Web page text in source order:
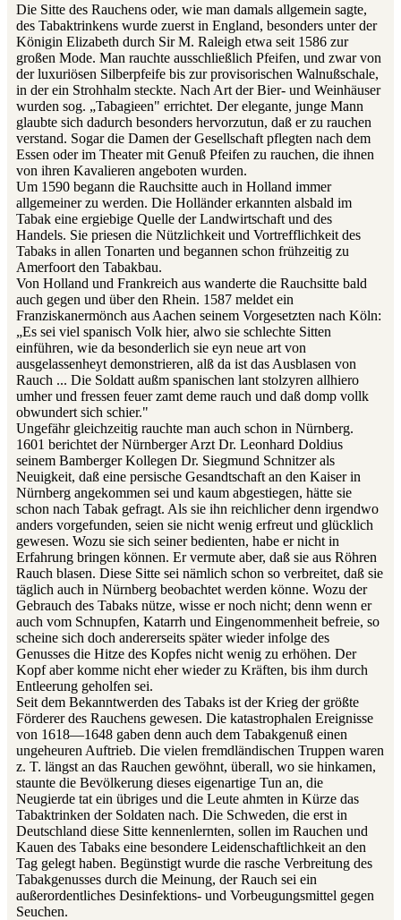
Die Sitte des Rauchens oder, wie man damals allgemein sagte,
des Tabaktrinkens wurde zuerst in England, besonders unter der
Königin Elizabeth durch Sir M. Raleigh etwa seit 1586 zur
großen Mode. Man rauchte ausschließlich Pfeifen, und zwar von
der luxuriösen Silberpfeife bis zur provisorischen Walnußschale,
in der ein Strohhalm steckte. Nach Art der Bier- und Weinhäuser
wurden sog. „Tabagieen" errichtet. Der elegante, junge Mann
glaubte sich dadurch besonders hervorzutun, daß er zu rauchen
verstand. Sogar die Damen der Gesellschaft pflegten nach dem
Essen oder im Theater mit Genuß Pfeifen zu rauchen, die ihnen
von ihren Kavalieren angeboten wurden.
Um 1590 begann die Rauchsitte auch in Holland immer
allgemeiner zu werden. Die Holländer erkannten alsbald im
Tabak eine ergiebige Quelle der Landwirtschaft und des
Handels. Sie priesen die Nützlichkeit und Vortrefflichkeit des
Tabaks in allen Tonarten und begannen schon frühzeitig zu
Amerfoort den Tabakbau.
Von Holland und Frankreich aus wanderte die Rauchsitte bald
auch gegen und über den Rhein. 1587 meldet ein
Franziskanermönch aus Aachen seinem Vorgesetzten nach Köln:
„Es sei viel spanisch Volk hier, alwo sie schlechte Sitten
einführen, wie da besonderlich sie eyn neue art von
ausgelassenheyt demonstrieren, alß da ist das Ausblasen von
Rauch ... Die Soldatt außm spanischen lant stolzyren allhiero
umher und fressen feuer zamt deme rauch und daß domp vollk
obwundert sich schier."
Ungefähr gleichzeitig rauchte man auch schon in Nürnberg.
1601 berichtet der Nürnberger Arzt Dr. Leonhard Doldius
seinem Bamberger Kollegen Dr. Siegmund Schnitzer als
Neuigkeit, daß eine persische Gesandtschaft an den Kaiser in
Nürnberg angekommen sei und kaum abgestiegen, hätte sie
schon nach Tabak gefragt. Als sie ihn reichlicher denn irgendwo
anders vorgefunden, seien sie nicht wenig erfreut und glücklich
gewesen. Wozu sie sich seiner bedienten, habe er nicht in
Erfahrung bringen können. Er vermute aber, daß sie aus Röhren
Rauch blasen. Diese Sitte sei nämlich schon so verbreitet, daß sie
täglich auch in Nürnberg beobachtet werden könne. Wozu der
Gebrauch des Tabaks nütze, wisse er noch nicht; denn wenn er
auch vom Schnupfen, Katarrh und Eingenommenheit befreie, so
scheine sich doch andererseits später wieder infolge des
Genusses die Hitze des Kopfes nicht wenig zu erhöhen. Der
Kopf aber komme nicht eher wieder zu Kräften, bis ihm durch
Entleerung geholfen sei.
Seit dem Bekanntwerden des Tabaks ist der Krieg der größte
Förderer des Rauchens gewesen. Die katastrophalen Ereignisse
von 1618—1648 gaben denn auch dem Tabakgenuß einen
ungeheuren Auftrieb. Die vielen fremdländischen Truppen waren
z. T. längst an das Rauchen gewöhnt, überall, wo sie hinkamen,
staunte die Bevölkerung dieses eigenartige Tun an, die
Neugierde tat ein übriges und die Leute ahmten in Kürze das
Tabaktrinken der Soldaten nach. Die Schweden, die erst in
Deutschland diese Sitte kennenlernten, sollen im Rauchen und
Kauen des Tabaks eine besondere Leidenschaftlichkeit an den
Tag gelegt haben. Begünstigt wurde die rasche Verbreitung des
Tabakgenusses durch die Meinung, der Rauch sei ein
außerordentliches Desinfektions- und Vorbeugungsmittel gegen
Seuchen.